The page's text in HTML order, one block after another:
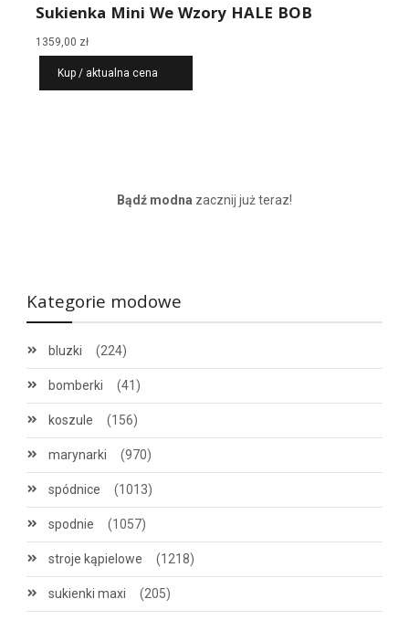
Sukienka Mini We Wzory HALE BOB
1359,00 zł
Kup / aktualna cena
Bądź modna zacznij już teraz!
Kategorie modowe
bluzki (224)
bomberki (41)
koszule (156)
marynarki (970)
spódnice (1013)
spodnie (1057)
stroje kąpielowe (1218)
sukienki maxi (205)